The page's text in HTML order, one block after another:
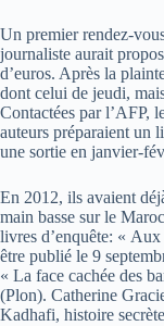
Un premier rendez-
journaliste aurait
d’euros. Après la
dont celui de jeudi,
Contactées par l’AFP,
auteurs préparaient un
une sortie en janvier-
En 2012, ils avaient
main basse sur le
livres d’enquête: «
être publié le 9
« La face cachée des
(Plon). Catherine
Kadhafi, histoire